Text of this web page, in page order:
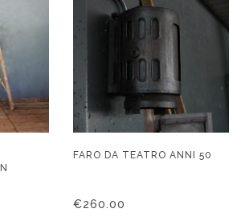
FARO DA TEATRO ANNI 50
€260.00